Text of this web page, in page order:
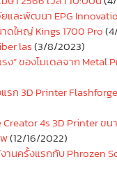
ละพัฒนา EPG
ดใหญ่ Kings 1700 Pro
las(3/8/2023)
ง” ของโมเดลจาก Metal
รก 3D Printer
Creator 4s 3D Printer ข
(12/16/2022)
งานครั้งแรกกับ Phrozen